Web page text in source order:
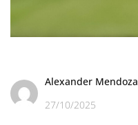
Alexander Mendoza
27/10/2025